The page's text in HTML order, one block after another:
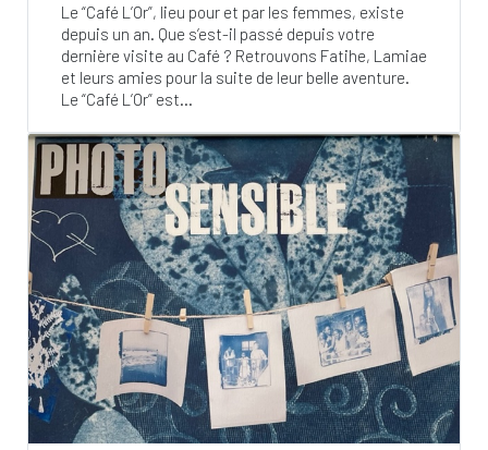
Le “Café L’Or”, lieu pour et par les femmes, existe
depuis un an. Que s’est-il passé depuis votre
dernière visite au Café ? Retrouvons Fatihe, Lamiae
et leurs amies pour la suite de leur belle aventure.
Le “Café L’Or” est...